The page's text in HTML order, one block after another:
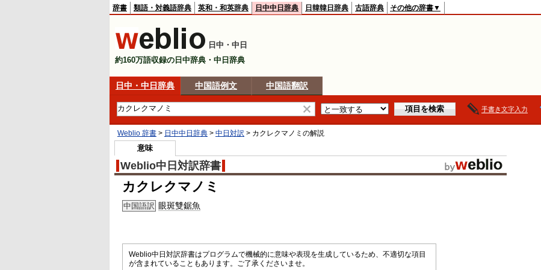
辞書 類語・対義語辞典 英和・和英辞典 日中中日辞典 日韓韓日辞典 古語辞典 その他の辞書▼
日中・中日
約160万語収録の日中辞典・中日辞典
日中・中日辞典 中国語例文 中国語翻訳
手書き文字入力
Weblio 辞書 > 日中中日辞典 > 中日対訳 > カクレクマノミ の解説
意味
Weblio中日対訳辞書
カクレクマノミ
中国語訳 眼斑雙鋸魚
Weblio中日対訳辞書はプログラムで機械的に意味や表現を生成しているため、不適切な項目
が含まれていることもあります。ご了承くださいませ。